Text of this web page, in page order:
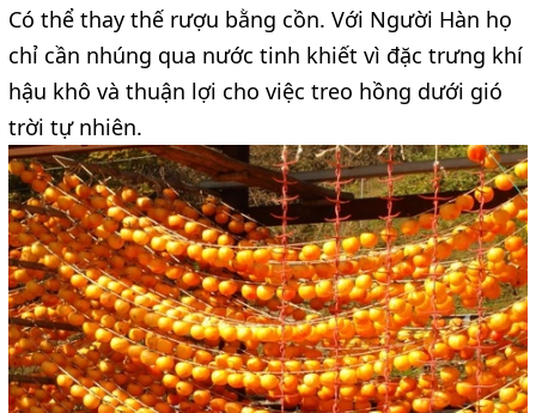
Có thể thay thế rượu bằng cồn. Với Người Hàn họ
chỉ cần nhúng qua nước tinh khiết vì đặc trưng khí
hậu khô và thuận lợi cho việc treo hồng dưới gió
trời tự nhiên.